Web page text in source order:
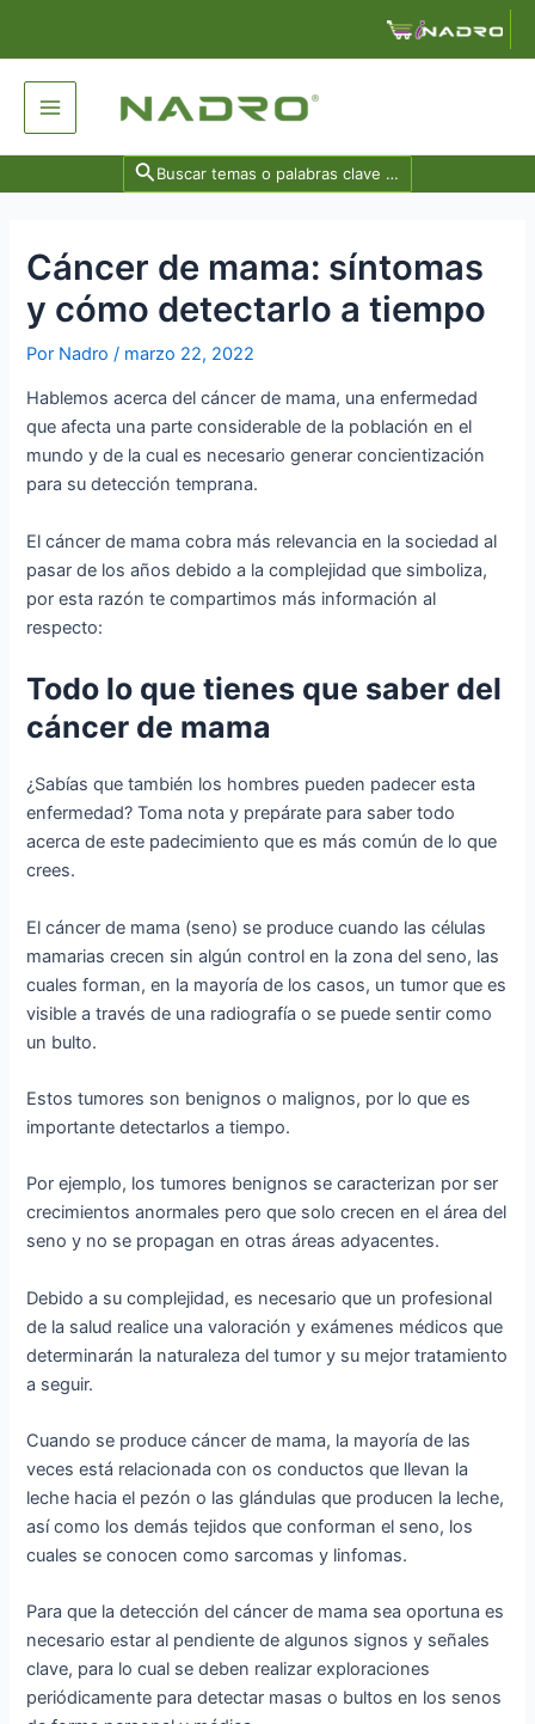
Main
Menu
Search
for:
Cáncer de mama: síntomas
y cómo detectarlo a tiempo
Por Nadro/ marzo 22, 2022
Hablemos acerca del cáncer de mama, una enfermedad
que afecta una parte considerable de la población en el
mundo y de la cual es necesario generar concientización
para su detección temprana.
El cáncer de mama cobra más relevancia en la sociedad al
pasar de los años debido a la complejidad que simboliza,
por esta razón te compartimos más información al
respecto:
Todo lo que tienes que saber del
cáncer de mama
¿Sabías que también los hombres pueden padecer esta
enfermedad? Toma nota y prepárate para saber todo
acerca de este padecimiento que es más común de lo que
crees.
El cáncer de mama (seno) se produce cuando las células
mamarias crecen sin algún control en la zona del seno, las
cuales forman, en la mayoría de los casos, un tumor que es
visible a través de una radiografía o se puede sentir como
un bulto.
Estos tumores son benignos o malignos, por lo que es
importante detectarlos a tiempo.
Por ejemplo, los tumores benignos se caracterizan por ser
crecimientos anormales pero que solo crecen en el área del
seno y no se propagan en otras áreas adyacentes.
Debido a su complejidad, es necesario que un profesional
de la salud realice una valoración y exámenes médicos que
determinarán la naturaleza del tumor y su mejor tratamiento
a seguir.
Cuando se produce cáncer de mama, la mayoría de las
veces está relacionada con os conductos que llevan la
leche hacia el pezón o las glándulas que producen la leche,
así como los demás tejidos que conforman el seno, los
cuales se conocen como sarcomas y linfomas.
Para que la detección del cáncer de mama sea oportuna es
necesario estar al pendiente de algunos signos y señales
clave, para lo cual se deben realizar exploraciones
periódicamente para detectar masas o bultos en los senos